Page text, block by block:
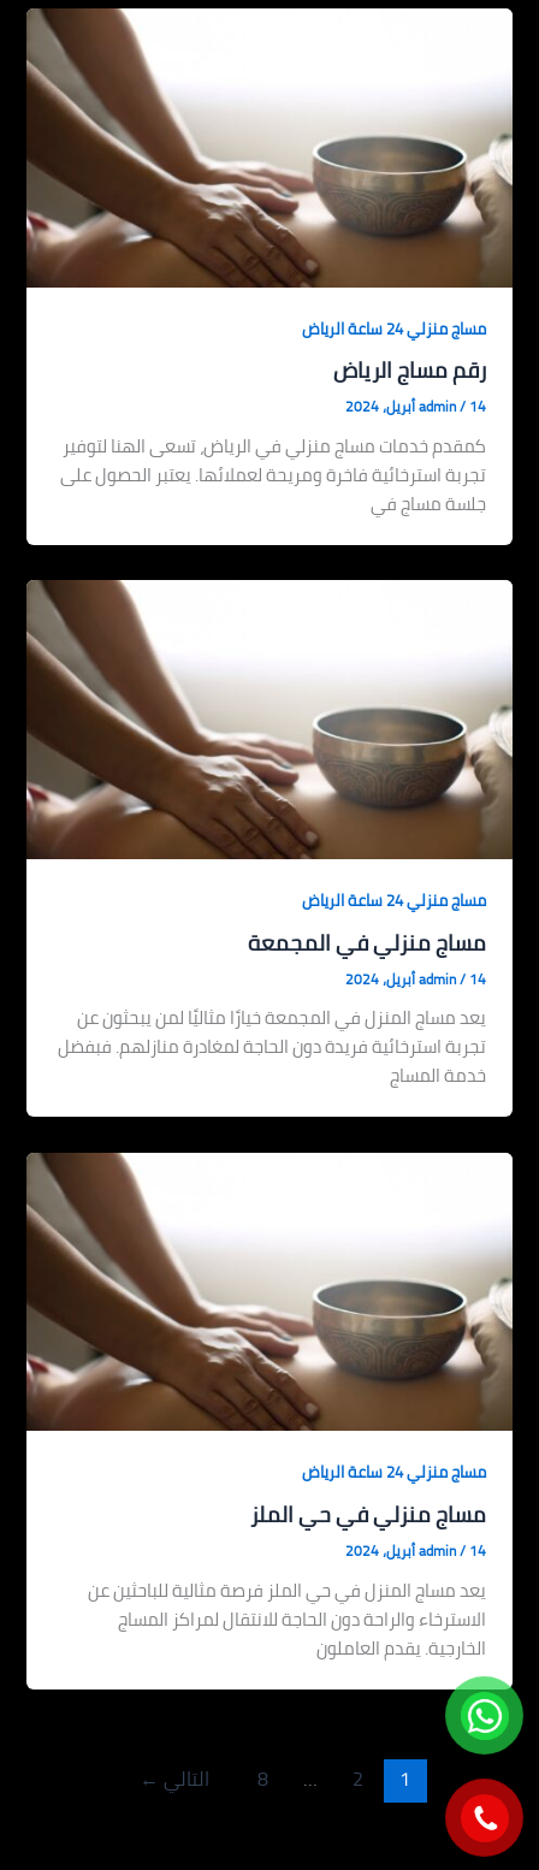
مساج منزلي 24 ساعة الرياض
رقم مساج الرياض
admin/14 أبريل، 2024
كمقدم خدمات مساج منزلي في الرياض، تسعى الهنا لتوفير
تجربة استرخائية فاخرة ومريحة لعملائها. يعتبر الحصول على
جلسة مساج في
مساج منزلي 24 ساعة الرياض
مساج منزلي في المجمعة
admin/14 أبريل، 2024
يعد مساج المنزل في المجمعة خيارًا مثاليًا لمن يبحثون عن
تجربة استرخائية فريدة دون الحاجة لمغادرة منازلهم. فبفضل
خدمة المساج
مساج منزلي 24 ساعة الرياض
مساج منزلي في حي الملز
admin/14 أبريل، 2024
يعد مساج المنزل في حي الملز فرصة مثالية للباحثين عن
الاسترخاء والراحة دون الحاجة للانتقال لمراكز المساج
الخارجية. يقدم العاملون
1
2
…
8 التالي ←